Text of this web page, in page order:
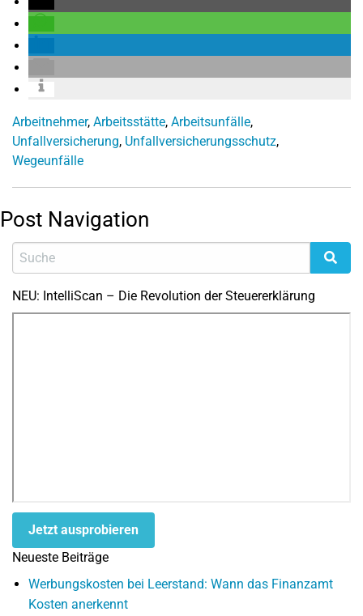
Arbeitnehmer, Arbeitsstätte, Arbeitsunfälle,
Unfallversicherung, Unfallversicherungsschutz,
Wegeunfälle
Post Navigation
NEU: IntelliScan – Die Revolution der Steuererklärung
Jetzt ausprobieren
Neueste Beiträge
Werbungskosten bei Leerstand: Wann das Finanzamt
Kosten anerkennt